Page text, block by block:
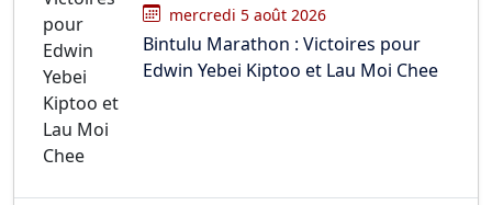
mercredi 5 août 2026
Bintulu Marathon : Victoires pour
Edwin Yebei Kiptoo et Lau Moi Chee